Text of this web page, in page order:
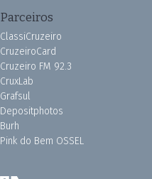
Parceiros
ClassiCruzeiro
CruzeiroCard
Cruzeiro FM 92.3
CruxLab
Grafsul
Depositphotos
Burh
Pink do Bem OSSEL